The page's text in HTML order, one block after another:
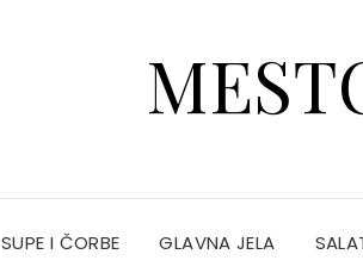
SUPE I ČORBE GLAVNA JELA